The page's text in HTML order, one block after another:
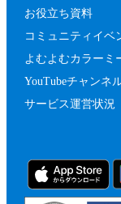
の運
てい
社が
前２項の
し込みを
確認する
を含みま
お役立ち資料
コミュニティイベ
よむよむカラーミ
YouTubeチャンネ
サービス運営状況